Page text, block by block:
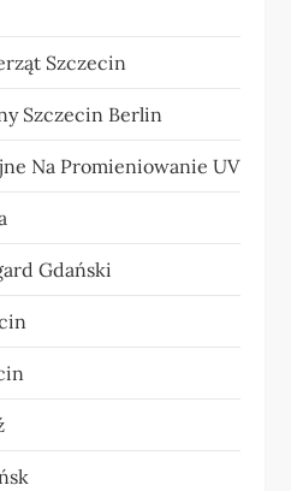
Szczecin
Szczecin Berlin
Na Promieniowanie UV
Gdański